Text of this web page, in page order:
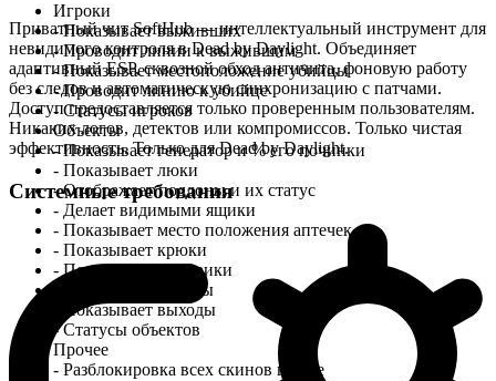
Игроки
- Показывает выживших
- Проводит линии к выжившим
- Показывает местоположение убийцы
- Проводит линию к убийце
- Статусы игроков
Объекты
- Показывает генератор и % его починки
- Показывает люки
- Отображает поддоны и их статус
- Делает видимыми ящики
- Показывает место положения аптечек
- Показывает крюки
- Показывает фонарики
- Отображает тотемы
- Показывает выходы
- Статусы объектов
Прочее
- Разблокировка всех скинов в игре
Приватный чит SoftHub — интеллектуальный инструмент для
невидимого контроля в Dead by Daylight. Объединяет
адаптивный ESP, сквозной обход античита, фоновую работу
без следов и автоматическую синхронизацию с патчами.
Доступ предоставляется только проверенным пользователям.
Никаких логов, детектов или компромиссов. Только чистая
эффективность. Только для Dead by Daylight.
Системные требования